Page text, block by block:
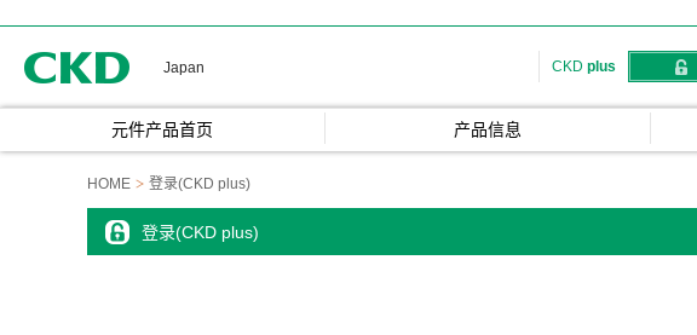
Japan CKD plus
元件产品首页 产品信息
HOME 登录(CKD plus)
登录(CKD plus)